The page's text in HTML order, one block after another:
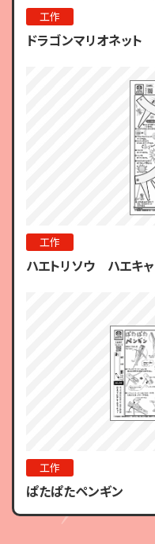
工作
ドラゴンマリオネット
工作
ハエトリソウ ハエキ
工作
ぱたぱたペンギン